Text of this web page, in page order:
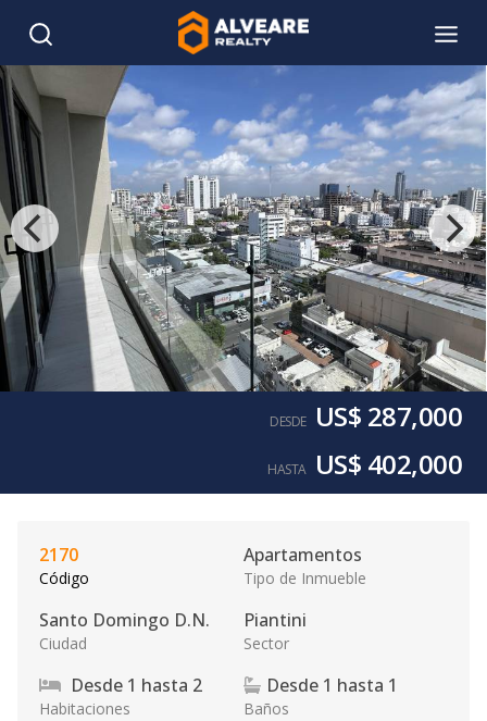
DESDE US$ 287,000
HASTA US$ 402,000
2170
Código
Apartamentos
Tipo de Inmueble
Santo Domingo D.N.
Ciudad
Piantini
Sector
Desde 1 hasta 2
Habitaciones
Desde 1 hasta 1
Baños